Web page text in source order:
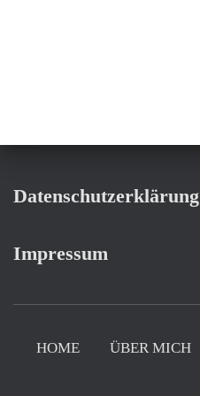
Datenschutzerklärung
Impressum
HOME ÜBER MICH